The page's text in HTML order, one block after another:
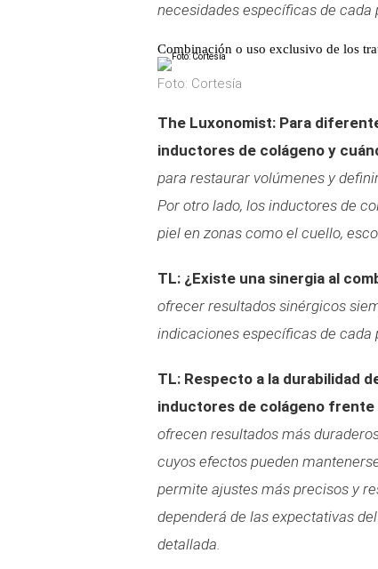
necesidades específicas de cada
Combinación o uso exclusivo de los
Foto: Cortesía
The Luxonomist: Para
inductores de colágeno y
para restaurar volúmenes y
Por otro lado, los inductores de
piel en zonas como el cuello,
TL: ¿Existe una sinergia al
ofrecer resultados sinérgicos
indicaciones específicas de cada
TL: Respecto a la durabilidad
inductores de colágeno frente
ofrecen resultados más
cuyos efectos pueden
permite ajustes más precisos y
dependerá de las expectativas
detallada.